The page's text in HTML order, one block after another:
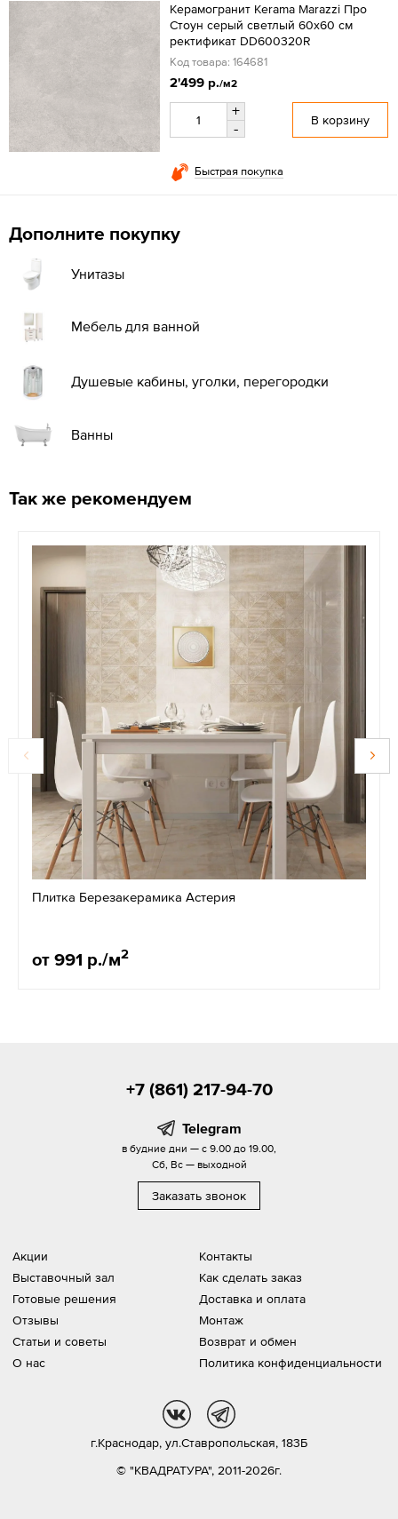
Керамогранит Kerama Marazzi Про
Стоун серый светлый 60x60 см
ректификат DD600320R
Код товара: 164681
2'499 р./м2
+
-
В корзину
Быстрая покупка
Дополните покупку
Унитазы
Мебель для ванной
Душевые кабины, уголки, перегородки
Ванны
Так же рекомендуем
Плитка Березакерамика Астерия
от 991 р./м2
Акции
Выставочный зал
Готовые решения
Отзывы
Статьи и советы
О нас
Контакты
Как сделать заказ
Доставка и оплата
Монтаж
Возврат и обмен
Политика конфиденциальности
+7 (861) 217-94-70
Telegram
в будние дни — с 9.00 до 19.00,
Сб, Вс — выходной
Заказать звонок
© "КВАДРАТУРА", 2011-2026г.
г.Краснодар, ул.Ставропольская, 183Б
vk